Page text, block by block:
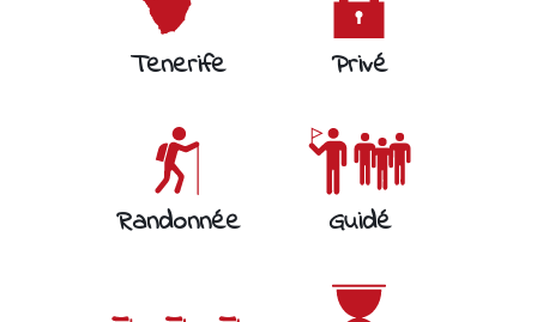
Tenerife Privé
Randonnée Guidé